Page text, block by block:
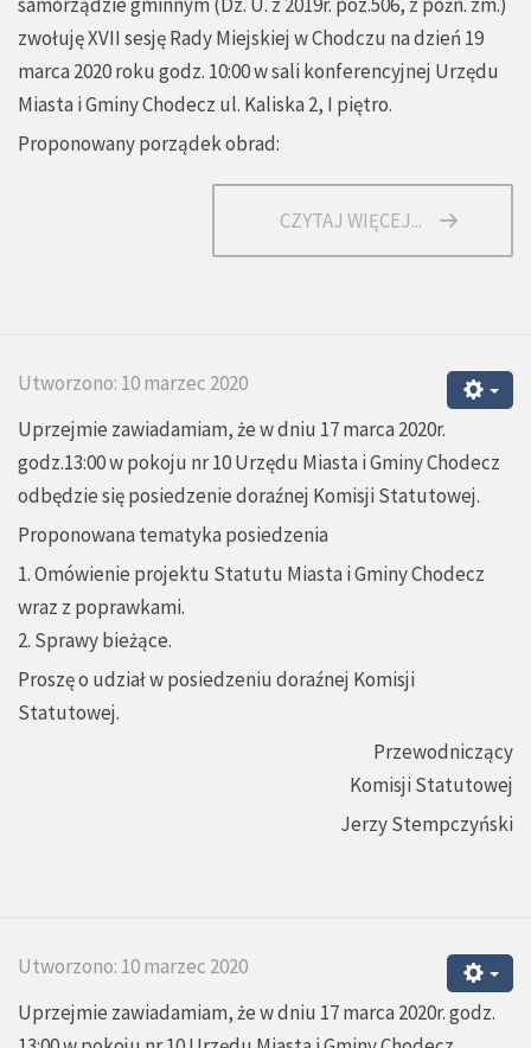
samorządzie gminnym (Dz. U. z 2019r. poz.506, z późn. zm.)
zwołuję XVII sesję Rady Miejskiej w Chodczu na dzień 19
marca 2020 roku godz. 10:00 w sali konferencyjnej Urzędu
Miasta i Gminy Chodecz ul. Kaliska 2, I piętro.
Proponowany porządek obrad:
CZYTAJ WIĘCEJ...
Utworzono: 10 marzec 2020
Uprzejmie zawiadamiam, że w dniu 17 marca 2020r.
godz.13:00 w pokoju nr 10 Urzędu Miasta i Gminy Chodecz
odbędzie się posiedzenie doraźnej Komisji Statutowej.
Proponowana tematyka posiedzenia
1. Omówienie projektu Statutu Miasta i Gminy Chodecz
wraz z poprawkami.
2. Sprawy bieżące.
Proszę o udział w posiedzeniu doraźnej Komisji
Statutowej.
Przewodniczący
Komisji Statutowej
Jerzy Stempczyński
Utworzono: 10 marzec 2020
Uprzejmie zawiadamiam, że w dniu 17 marca 2020r. godz.